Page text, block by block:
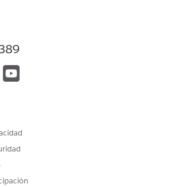
Experience
de catálogo de servicio aptos
de lanzamiento de producto
de catálogo de servicio
de Outlook